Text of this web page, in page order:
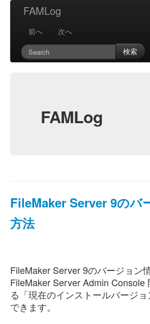
FAMLog
前へ
次へ
検索
FAMLog
FileMaker Server 9のバ
方法
FileMaker Server 9のバージョン情
FileMaker Server Admin Console
る「現在のインストールバージ
できます。